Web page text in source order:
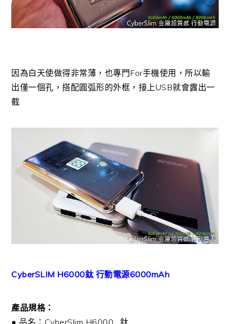
因為白天使做得非常薄，也專門For手機使用，所以輸
出僅一個孔，搭配圓弧形的外框，接上USB就會露出一
截
CyberSLIM H6000鈦 行動電源6000mAh
產品規格：
● 品名：CyberSlim H6000 . 鈦